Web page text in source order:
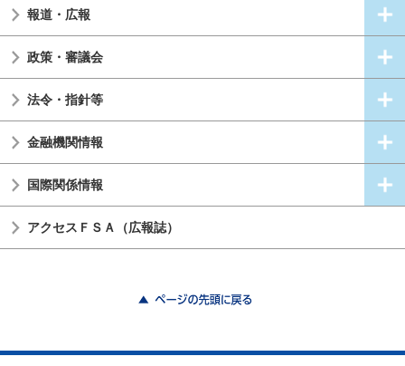
報道・広報
政策・審議会
法令・指針等
金融機関情報
国際関係情報
アクセスＦＳＡ（広報誌）